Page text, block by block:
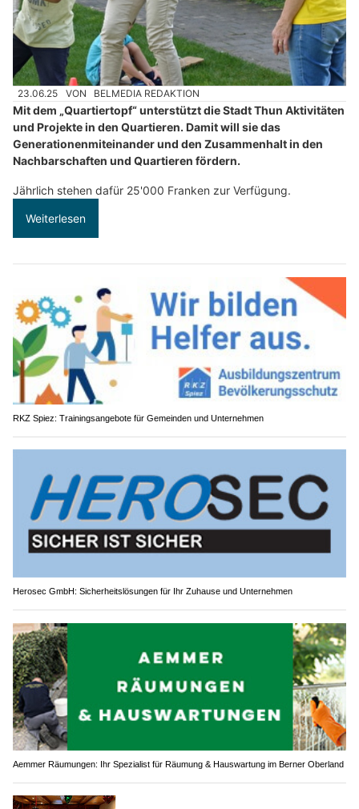
23.06.25 VON BELMEDIA REDAKTION
Mit dem „Quartiertopf“ unterstützt die Stadt Thun Aktivitäten
und Projekte in den Quartieren. Damit will sie das
Generationenmiteinander und den Zusammenhalt in den
Nachbarschaften und Quartieren fördern.
Jährlich stehen dafür 25'000 Franken zur Verfügung.
Weiterlesen
RKZ Spiez: Trainingsangebote für Gemeinden und Unternehmen
Herosec GmbH: Sicherheitslösungen für Ihr Zuhause und Unternehmen
Aemmer Räumungen: Ihr Spezialist für Räumung & Hauswartung im Berner Oberland